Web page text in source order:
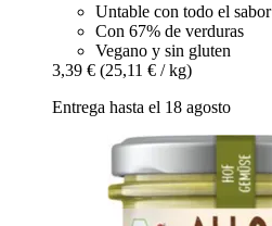
Untable con todo el sabor
Con 67% de verduras
Vegano y sin gluten
3,39 € (25,11 € / kg)
Entrega hasta el 18 agosto